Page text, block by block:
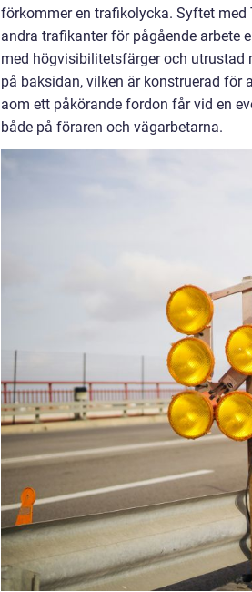
förkommer en trafikolycka. Syftet
andra trafikanter för pågående arbete
med högvisibilitetsfärger och utrustad
på baksidan, vilken är konstruerad för
aom ett påkörande fordon får vid en
både på föraren och vägarbetarna.